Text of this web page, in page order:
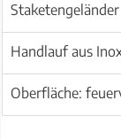
Staketengeländer
Handlauf aus
Oberfläche: